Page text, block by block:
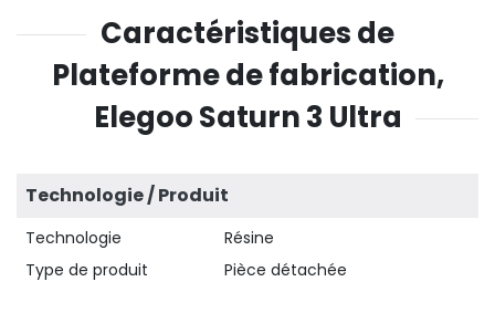
Caractéristiques de
Plateforme de fabrication,
Elegoo Saturn 3 Ultra
Technologie / Produit
Technologie
Résine
Type de produit
Pièce détachée